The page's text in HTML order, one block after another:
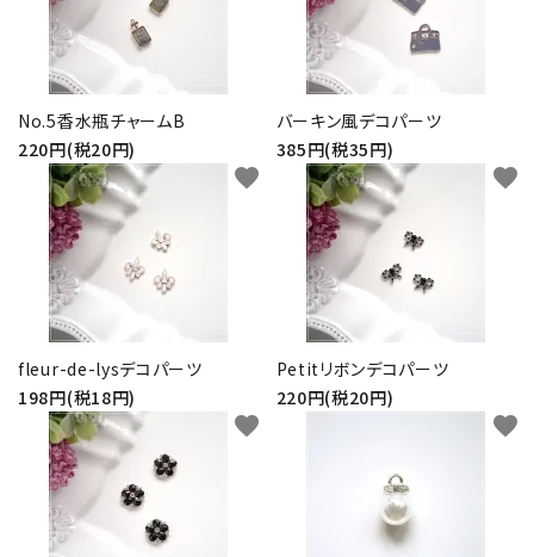
No.5香水瓶チャームB
220円(税20円)
バーキン風デコパーツ
385円(税35円)
fleur-de-lysデコパーツ
198円(税18円)
favorite
Petitリボンデコパーツ
220円(税20円)
favorite
favorite favorite